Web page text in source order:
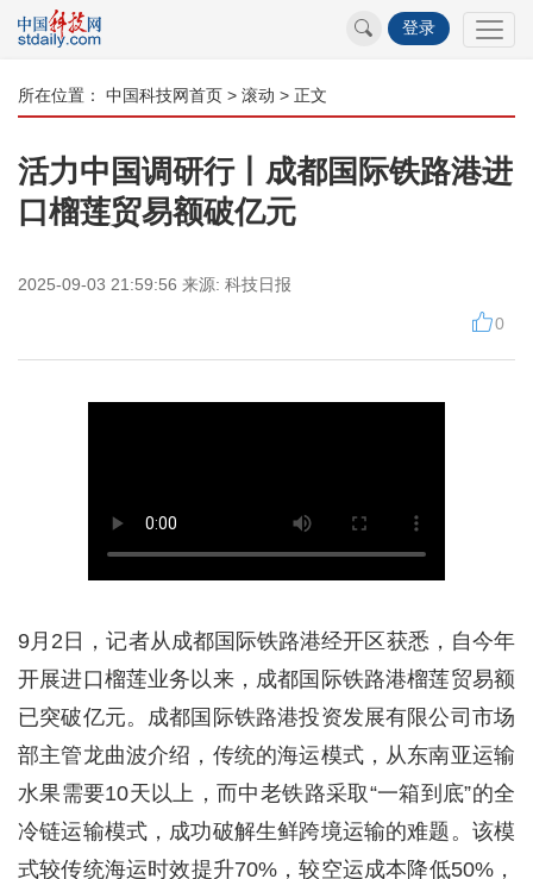
登录
所在位置： 中国科技网首页 > 滚动 > 正文
活力中国调研行丨成都国际铁路港进
口榴莲贸易额破亿元
2025-09-03 21:59:56 来源: 科技日报
0
9月2日，记者从成都国际铁路港经开区获悉，自今年
开展进口榴莲业务以来，成都国际铁路港榴莲贸易额
已突破亿元。成都国际铁路港投资发展有限公司市场
部主管龙曲波介绍，传统的海运模式，从东南亚运输
水果需要10天以上，而中老铁路采取“一箱到底”的全
冷链运输模式，成功破解生鲜跨境运输的难题。该模
式较传统海运时效提升70%，较空运成本降低50%，